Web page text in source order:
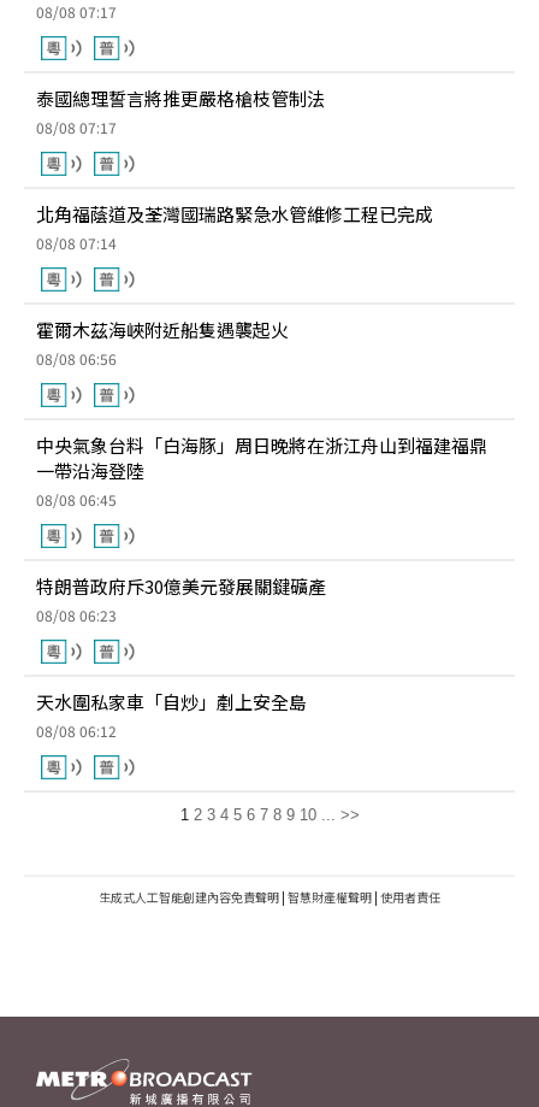
08/08 07:17
泰國總理誓言將推更嚴格槍枝管制法
08/08 07:17
北角福蔭道及荃灣國瑞路緊急水管維修工程已完成
08/08 07:14
霍爾木茲海峽附近船隻遇襲起火
08/08 06:56
中央氣象台料「白海豚」周日晚將在浙江舟山到福建福鼎
一帶沿海登陸
08/08 06:45
特朗普政府斥30億美元發展關鍵礦產
08/08 06:23
天水圍私家車「自炒」剷上安全島
08/08 06:12
1 2 3 4 5 6 7 8 9 10 ... >>
生成式人工智能創建內容免責聲明 | 智慧財產權聲明 | 使用者責任